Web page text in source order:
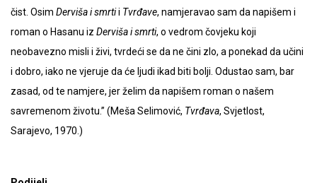
čist. Osim Derviša i smrtii Tvrđave, namjeravao sam da napišem i
roman o Hasanu iz Derviša i smrti, o vedrom čovjeku koji
neobavezno misli i živi, tvrdeći se da ne čini zlo, a ponekad da učini
i dobro, iako ne vjeruje da će ljudi ikad biti bolji. Odustao sam, bar
zasad, od te namjere, jer želim da napišem roman o našem
savremenom životu.” (Meša Selimović, Tvrđava, Svjetlost,
Sarajevo, 1970.)